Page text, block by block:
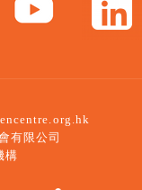
有限公司
構